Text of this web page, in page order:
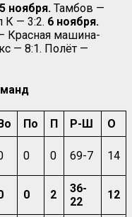
5 ноября. Тамбов —
К — 3:2. 6 ноября.
Красная машина-
— 8:1. Полёт —
По П Р-Ш О
0 0 69-7 14
0 2
36-
22
12